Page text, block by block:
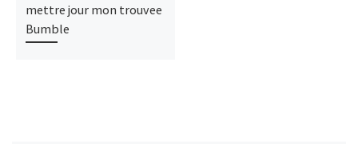
mettre jour mon trouvee
Bumble